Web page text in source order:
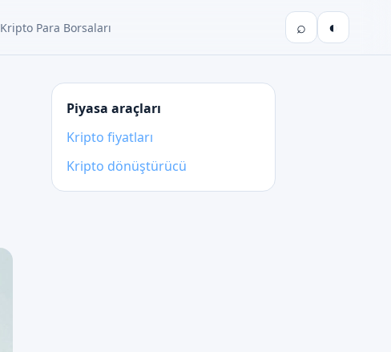
Kripto Para Borsaları ⌕ ◐
Piyasa araçları
Kripto fiyatları
Kripto dönüştürücü